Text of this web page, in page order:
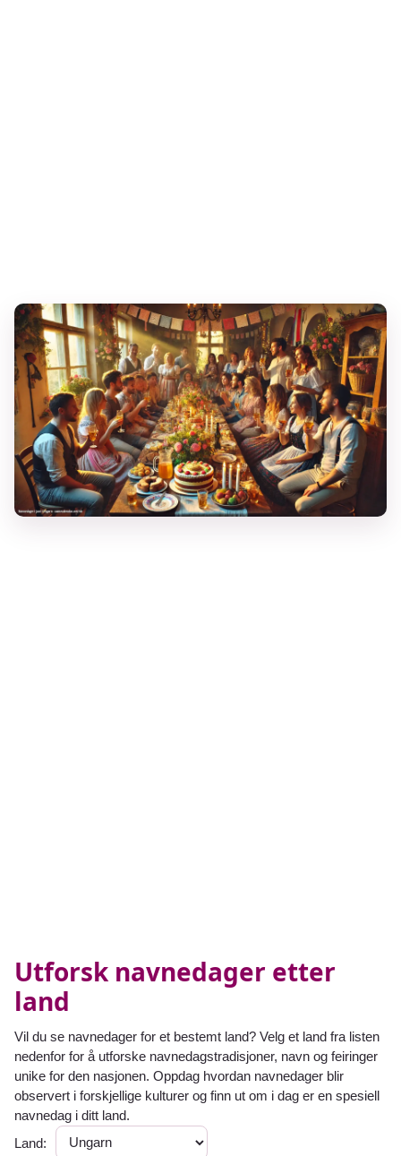
Utforsk navnedager etter
land
Vil du se navnedager for et bestemt land? Velg et land fra listen
nedenfor for å utforske navnedagstradisjoner, navn og feiringer
unike for den nasjonen. Oppdag hvordan navnedager blir
observert i forskjellige kulturer og finn ut om i dag er en spesiell
navnedag i ditt land.
Land: